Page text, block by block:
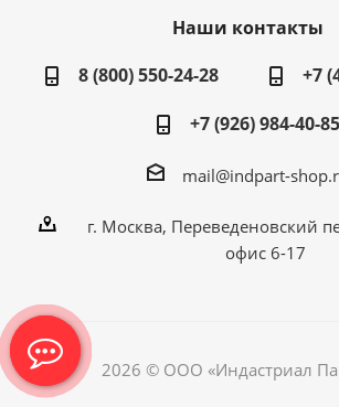
Наши контакты
8 (800) 550-24-28
+7
+7 (926) 984-40-85
mail@indpart-
г. Москва, Переведеновский
офис 6-17
2026 © ООО «Индастриал